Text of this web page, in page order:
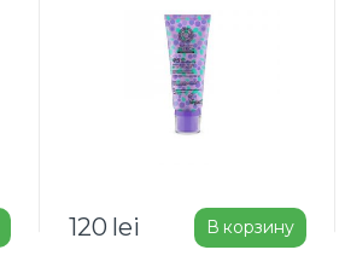
120 lei В корзину